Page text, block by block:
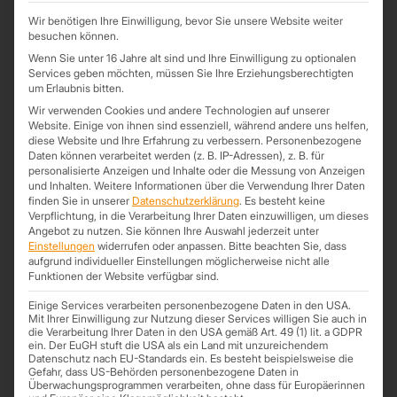
Passivhäuser sind so gut gedämmt, dass eine herkömmliche
Heizung nicht mehr notwendig ist. Daher kommt auch der Name
des Passivhauses.
Bauweise eines Passivhauses für die Wärmeregulierung.
Das zentrales Element eines Passivhauses ist die Wärmedämmung.
Wärmedämmung bedeutet in dem Zusammenhang, dass die
Außenhülle des Gebäudes (Außenwände, Fenster, Türen, Dach) so
weit optimiert wird, dass von der Wärme im Gebäude nur wenig
nach außen entweicht. Dadurch muss weniger Wärme von Außen
zugeführt werden und der Heizwärmebedarf sinkt.
Zwar reduziert eine gute Dämmung den Heizwärmebedarf eines
Gebäudes, der Stromverbrauch der Bewohner bleibt jedoch
unverändert. Oftmals installieren Hauseigentümer eines
Passivhauses daher eine Photovoltaikanlage, welche den günstigen
Sonnenstrom vom eigenen gedämmten Dach liefert.
Das Nullenergiehaus
Wir benötigen Ihre Einwilligung, bevor Sie unsere Website weiter
besuchen können.
Wenn Sie unter 16 Jahre alt sind und Ihre Einwilligung zu optionalen
Services geben möchten, müssen Sie Ihre Erziehungsberechtigten
um Erlaubnis bitten.
Wir verwenden Cookies und andere Technologien auf unserer
Website. Einige von ihnen sind essenziell, während andere uns helfen,
diese Website und Ihre Erfahrung zu verbessern. Personenbezogene
Daten können verarbeitet werden (z. B. IP-Adressen), z. B. für
personalisierte Anzeigen und Inhalte oder die Messung von Anzeigen
und Inhalten. Weitere Informationen über die Verwendung Ihrer Daten
finden Sie in unserer Datenschutzerklärung. Es besteht keine
Verpflichtung, in die Verarbeitung Ihrer Daten einzuwilligen, um dieses
Angebot zu nutzen. Sie können Ihre Auswahl jederzeit unter
Einstellungen widerrufen oder anpassen. Bitte beachten Sie, dass
aufgrund individueller Einstellungen möglicherweise nicht alle
Funktionen der Website verfügbar sind.
Einige Services verarbeiten personenbezogene Daten in den USA.
Mit Ihrer Einwilligung zur Nutzung dieser Services willigen Sie auch in
die Verarbeitung Ihrer Daten in den USA gemäß Art. 49 (1) lit. a GDPR
ein. Der EuGH stuft die USA als ein Land mit unzureichendem
Datenschutz nach EU-Standards ein. Es besteht beispielsweise die
Gefahr, dass US-Behörden personenbezogene Daten in
Überwachungsprogrammen verarbeiten, ohne dass für Europäerinnen